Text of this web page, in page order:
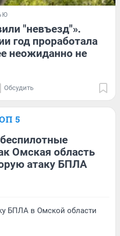
"невъезд"».
год проработала
неожиданно не
Обсудить
5
Омская область
атаку БПЛА
БПЛА в Омской области